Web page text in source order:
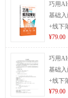
巧用
基础
+线下
¥79.00
巧用
基础
+线下
¥79.00